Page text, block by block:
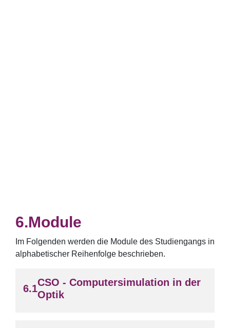
Module
Im Folgenden werden die Module des Studiengangs in
alphabetischer Reihenfolge beschrieben.
CSO - Computersimulation in der
Optik